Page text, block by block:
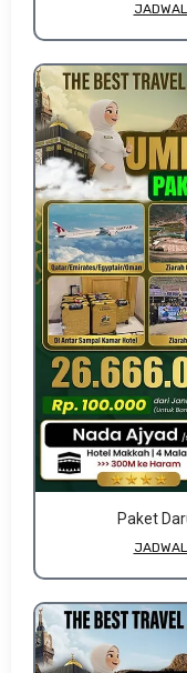
Paket